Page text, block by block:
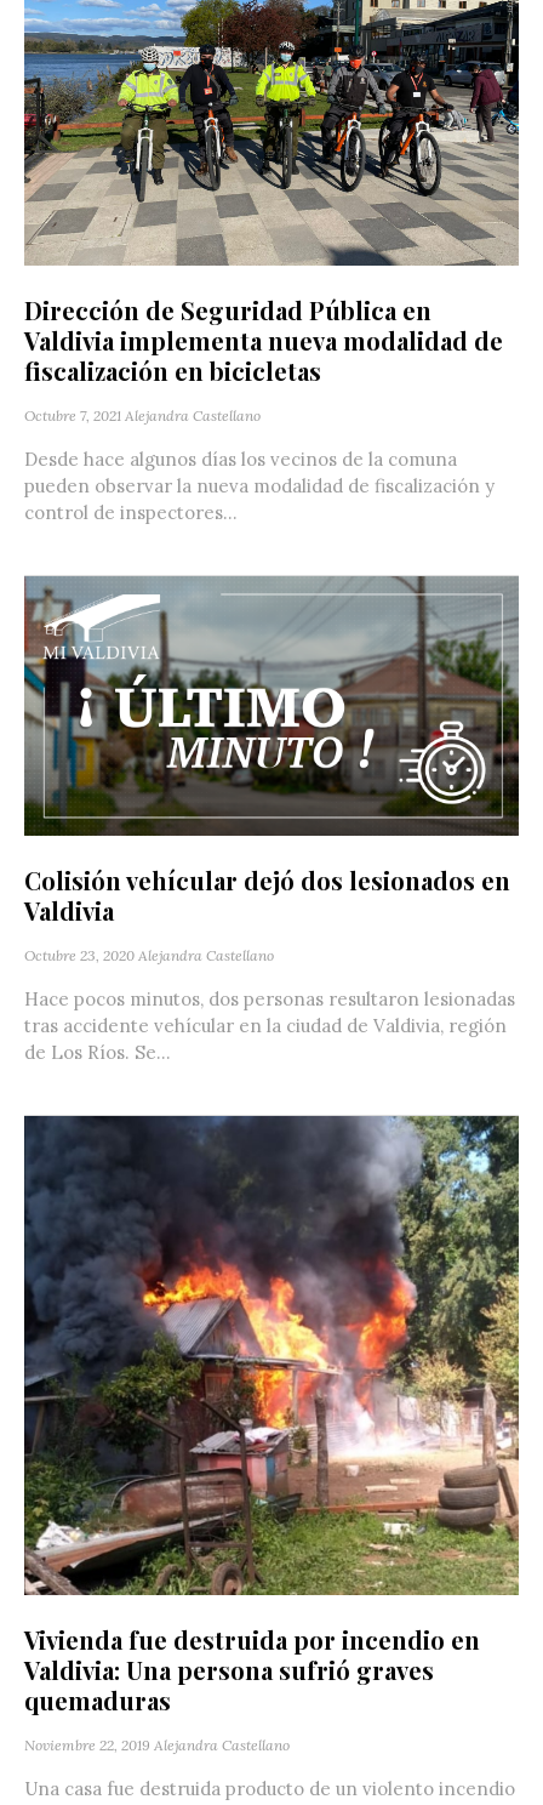
Dirección de Seguridad Pública en
Valdivia implementa nueva modalidad de
fiscalización en bicicletas
Octubre 7, 2021 Alejandra Castellano
Desde hace algunos días los vecinos de la comuna
pueden observar la nueva modalidad de fiscalización y
control de inspectores...
Colisión vehícular dejó dos lesionados en
Valdivia
Octubre 23, 2020 Alejandra Castellano
Hace pocos minutos, dos personas resultaron lesionadas
tras accidente vehícular en la ciudad de Valdivia, región
de Los Ríos. Se...
Vivienda fue destruida por incendio en
Valdivia: Una persona sufrió graves
quemaduras
Noviembre 22, 2019 Alejandra Castellano
Una casa fue destruida producto de un violento incendio